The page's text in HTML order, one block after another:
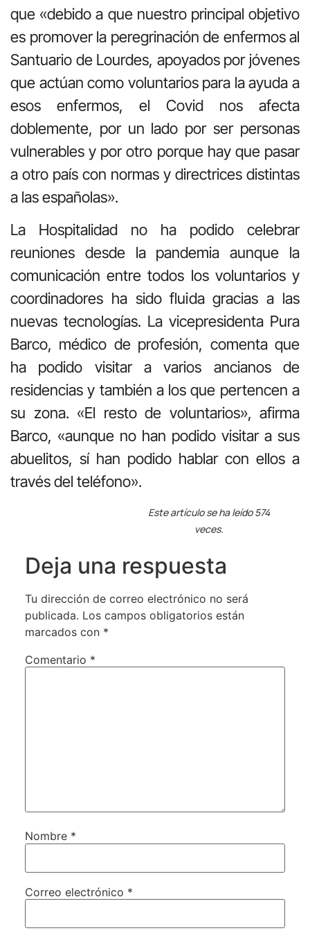
que «debido a que nuestro principal objetivo
es promover la peregrinación de enfermos al
Santuario de Lourdes, apoyados por jóvenes
que actúan como voluntarios para la ayuda a
esos enfermos, el Covid nos afecta
doblemente, por un lado por ser personas
vulnerables y por otro porque hay que pasar
a otro país con normas y directrices distintas
a las españolas».
La Hospitalidad no ha podido celebrar
reuniones desde la pandemia aunque la
comunicación entre todos los voluntarios y
coordinadores ha sido fluida gracias a las
nuevas tecnologías. La vicepresidenta Pura
Barco, médico de profesión, comenta que
ha podido visitar a varios ancianos de
residencias y también a los que pertencen a
su zona. «El resto de voluntarios», afirma
Barco, «aunque no han podido visitar a sus
abuelitos, sí han podido hablar con ellos a
través del teléfono».
Este artículo se ha leído 574
veces.
Deja una respuesta
Tu dirección de correo electrónico no será
publicada. Los campos obligatorios están
marcados con *
Comentario *
Nombre *
Correo electrónico *